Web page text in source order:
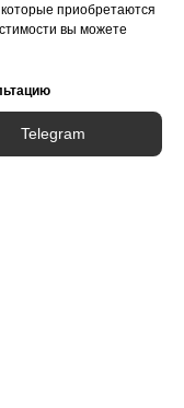
приобретаются
вы можете
Telegram